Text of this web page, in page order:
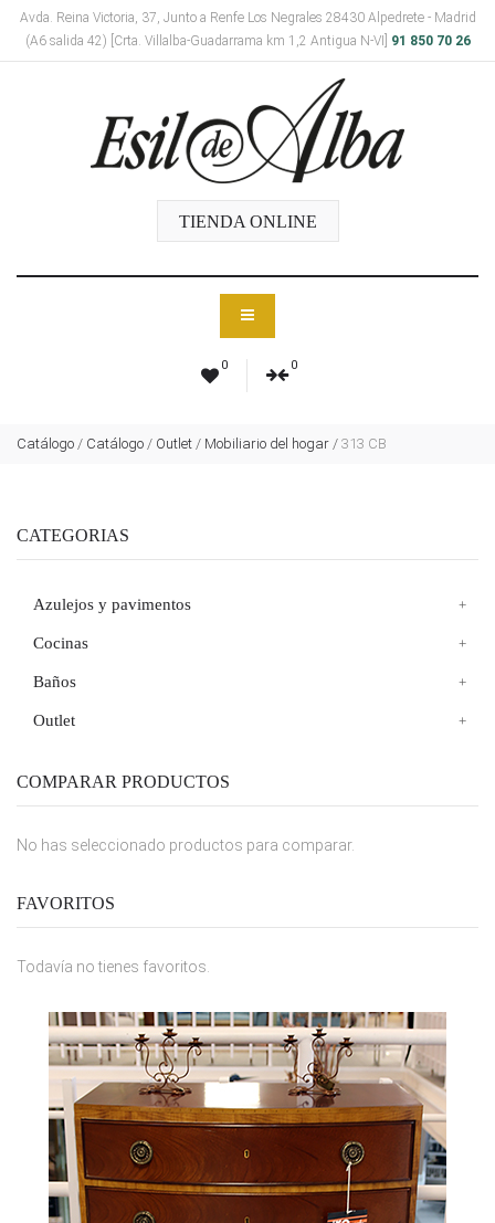
Avda. Reina Victoria, 37, Junto a Renfe Los Negrales 28430 Alpedrete - Madrid
(A6 salida 42) [Crta. Villalba-Guadarrama km 1,2 Antigua N-VI]
91 850 70 26
TIENDA ONLINE
0 0
Catálogo / Catálogo / Outlet / Mobiliario del hogar / 313 CB
CATEGORIAS
Azulejos y pavimentos
Cocinas
Baños
Outlet
COMPARAR PRODUCTOS
No has seleccionado productos para comparar.
FAVORITOS
Todavía no tienes favoritos.